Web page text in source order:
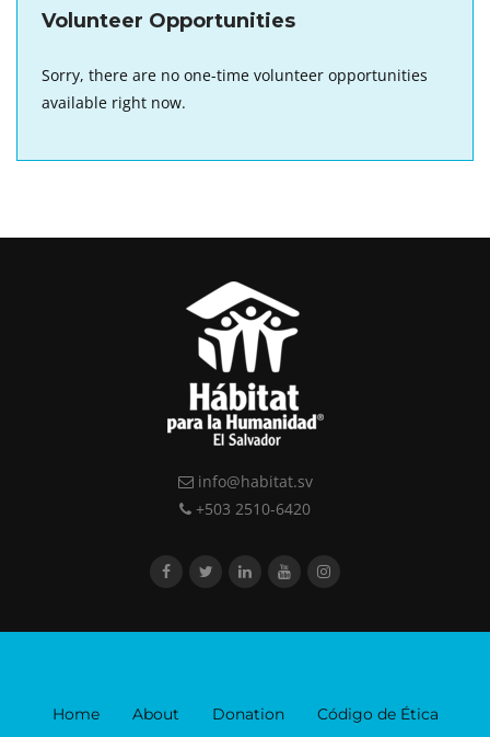
Volunteer Opportunities
Sorry, there are no one-time volunteer opportunities
available right now.
info@habitat.sv
+503 2510-6420
Home About Donation Código de Ética